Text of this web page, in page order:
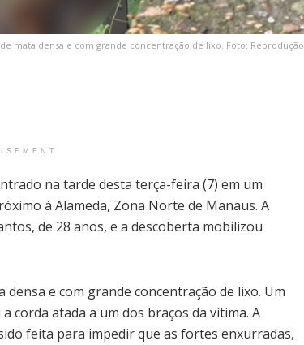
mata densa e com grande concentração de lixo. Foto: Reprodução
na tarde desta terça-feira (7) em um
à Alameda, Zona Norte de Manaus. A
de 28 anos, e a descoberta mobilizou
e com grande concentração de lixo. Um
corda atada a um dos braços da vítima. A
feita para impedir que as fortes enxurradas,